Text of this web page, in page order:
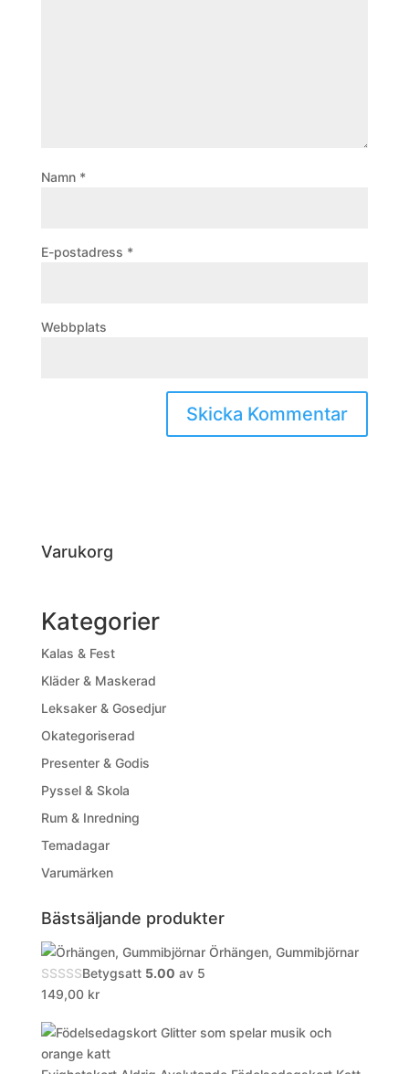
Namn *
E-postadress *
Webbplats
Varukorg
Kategorier
Kalas & Fest
Kläder & Maskerad
Leksaker & Gosedjur
Okategoriserad
Presenter & Godis
Pyssel & Skola
Rum & Inredning
Temadagar
Varumärken
Bästsäljande produkter
Örhängen, Gummibjörnar
Betygsatt 5.00 av 5
149,00 kr